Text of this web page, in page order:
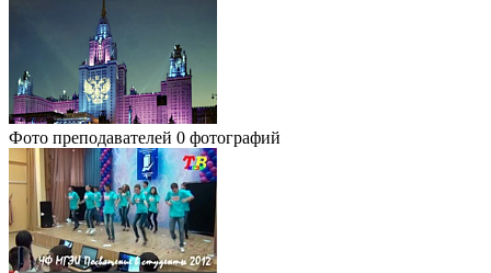
Фото преподавателей 0 фотографий